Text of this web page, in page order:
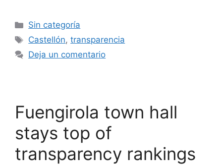
Sin categoría
Castellón,transparencia
Deja un comentario
Fuengirola town hall
stays top of
transparency rankings